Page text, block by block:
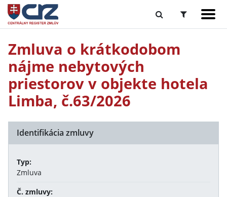
Zmluva o krátkodobom
nájme nebytových
priestorov v objekte hotela
Limba, č.63/2026
Identifikácia zmluvy
Typ:
Zmluva
Č. zmluvy: